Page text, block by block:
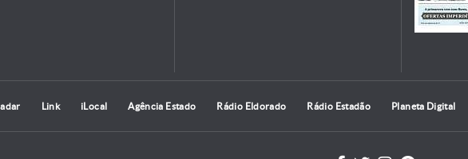
Link iLocal Agência Estado Rádio Eldorado Rádio Estadão Planeta Digital